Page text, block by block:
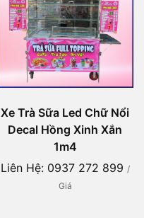
Xe Trà Sữa Led Chữ Nổi
Decal Hồng Xinh Xắn
1m4
Liên Hệ: 0937 272 899 /
Giá